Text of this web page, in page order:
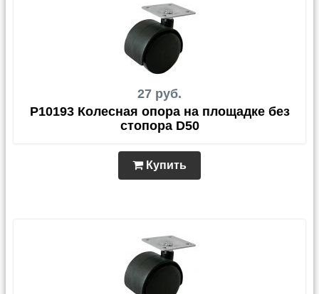
27 руб.
P10193 Колесная опора на площадке без
стопора D50
Купить